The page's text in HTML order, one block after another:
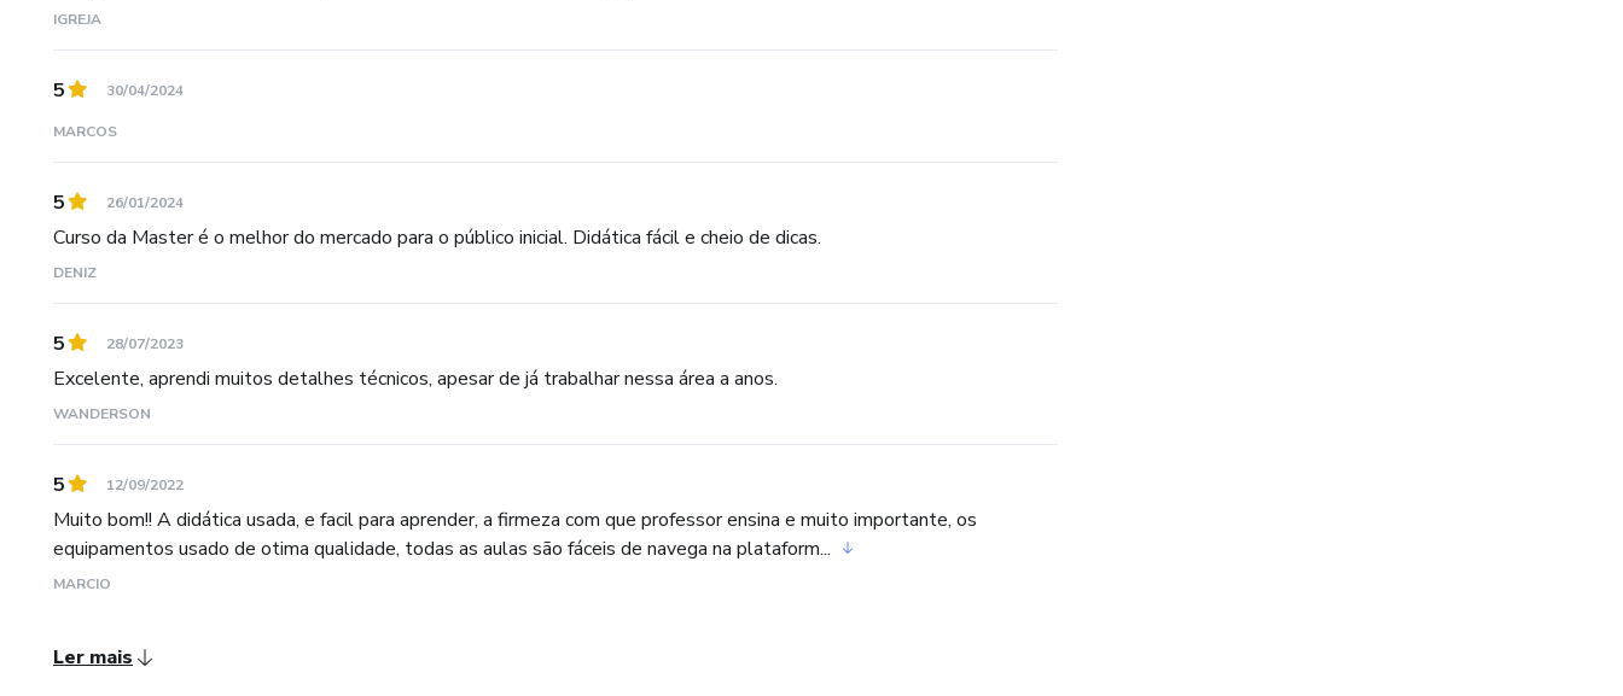
IGREJA
5 30/04/2024
MARCOS
5 26/01/2024
Curso da Master é o melhor do mercado para o público inicial. Didática fácil e cheio de dicas.
DENIZ
5 28/07/2023
Excelente, aprendi muitos detalhes técnicos, apesar de já trabalhar nessa área a anos.
WANDERSON
5 12/09/2022
Muito bom!! A didática usada, e facil para aprender, a firmeza com que professor ensina e muito importante, os
equipamentos usado de otima qualidade, todas as aulas são fáceis de navega na plataform...
MARCIO
Ler mais